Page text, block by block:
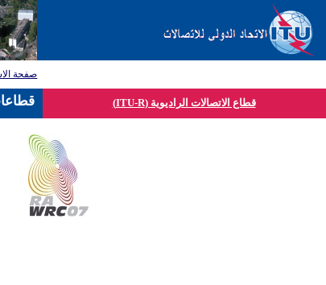
صفحة
قطاع الاتصالات الراديوية (ITU-R)